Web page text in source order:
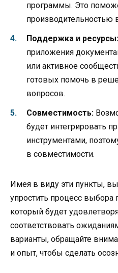
программы. Это
производительностью
Поддержка и ресурсы:
приложения
или активное
готовых помочь в
вопросов.
Совместимость:
будет интегрировать
инструментами,
в совместимости.
Имея в виду эти пункты,
упростить процесс выбора
который будет
соответствовать
варианты, обращайте
и опыт, чтобы сделать